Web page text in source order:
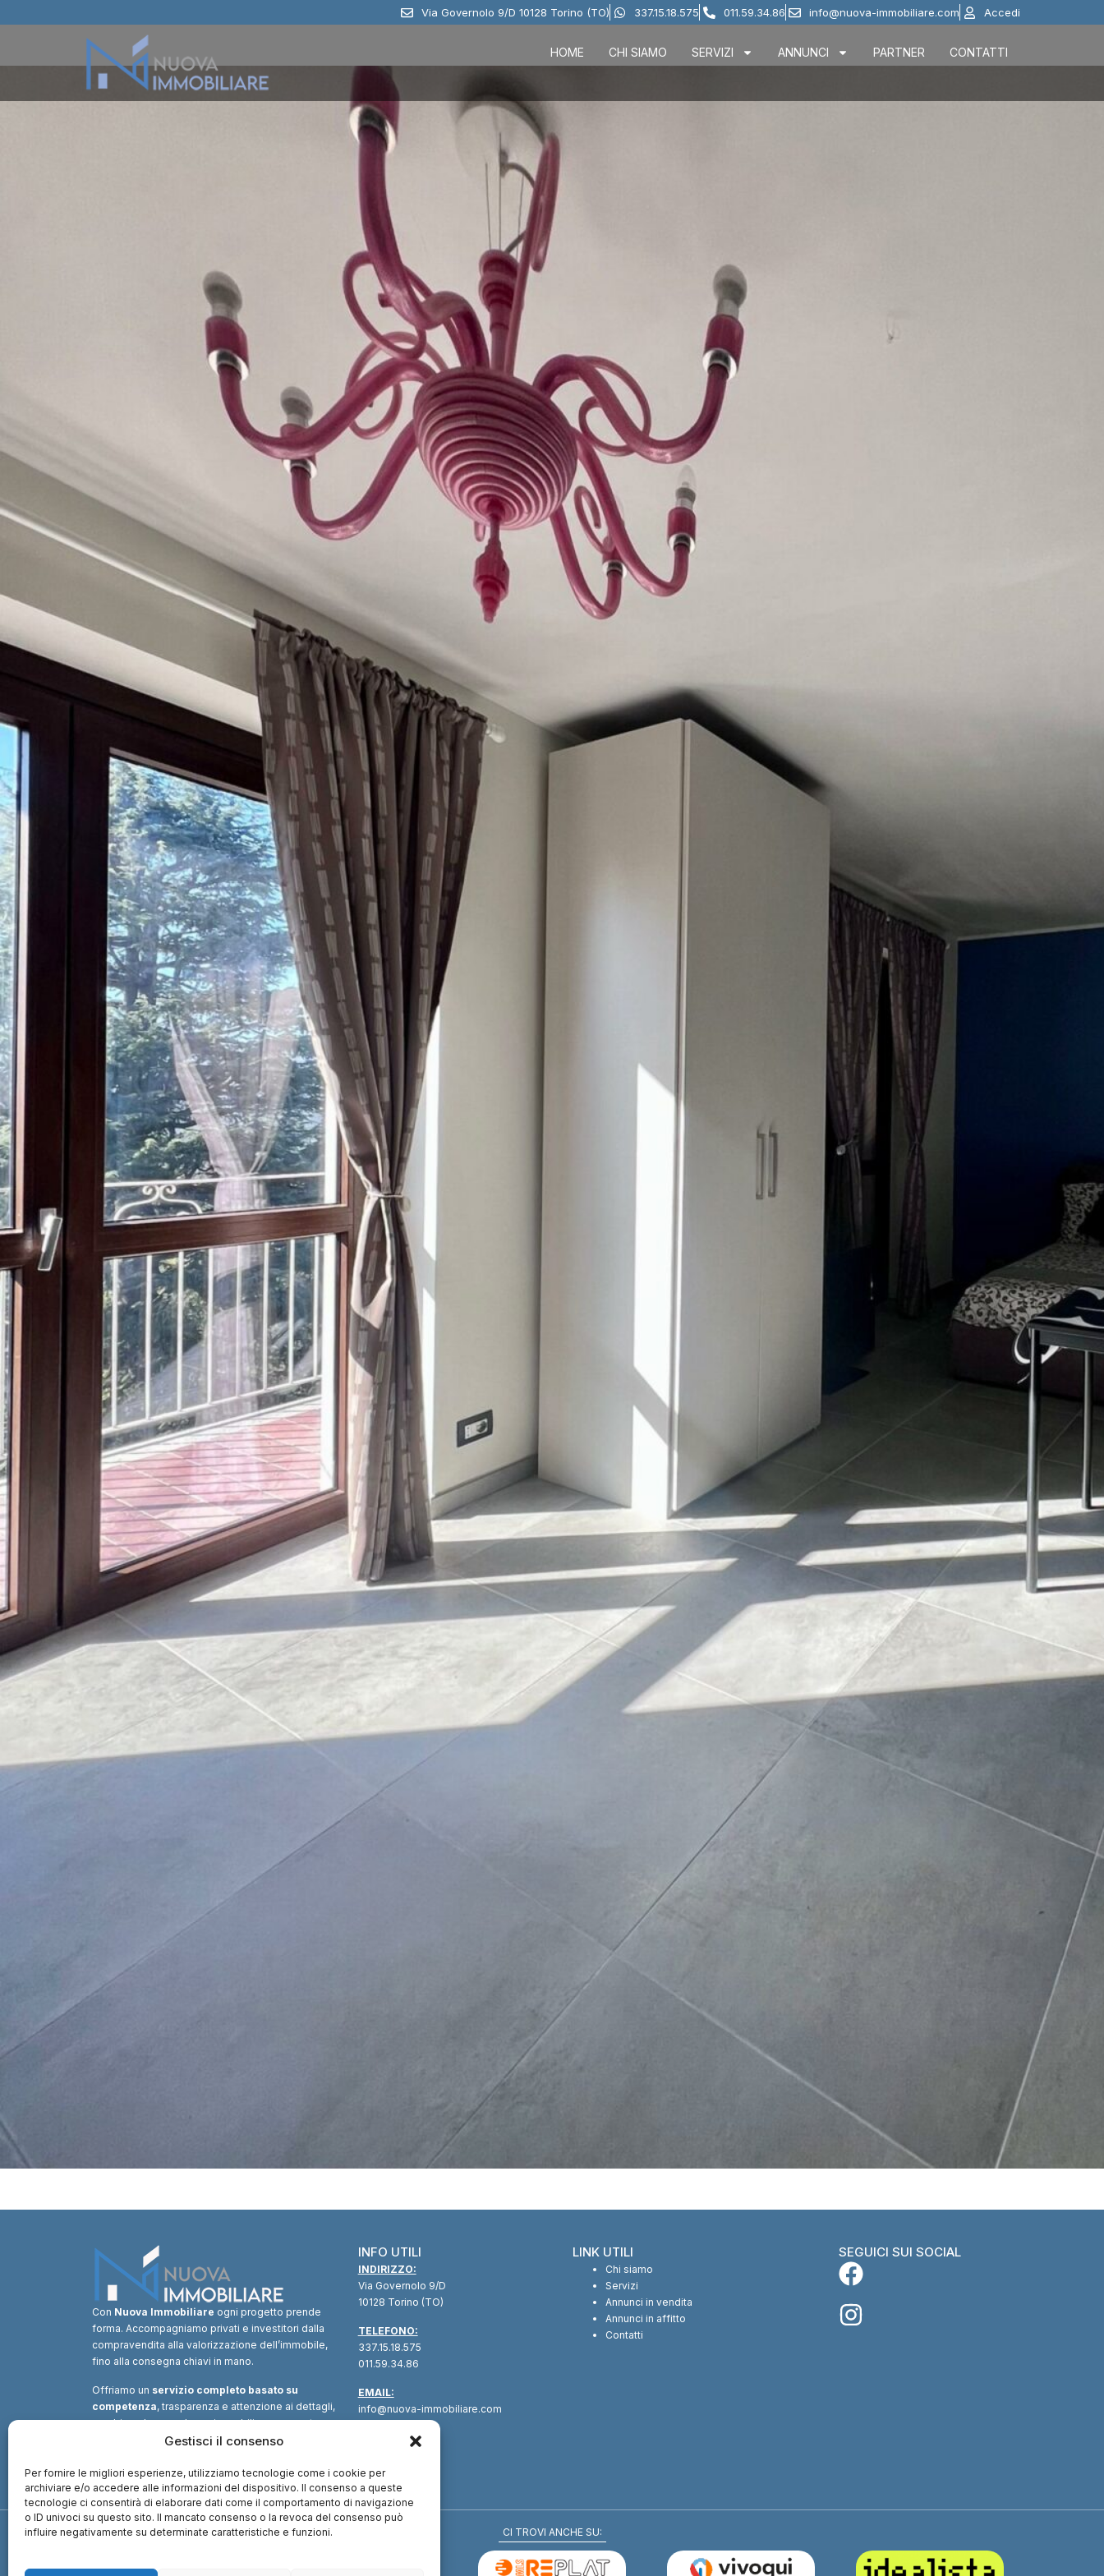
Gestisci il consenso
Per fornire le migliori esperienze, utilizziamo tecnologie come i cookie per
archiviare e/o accedere alle informazioni del dispositivo. Il consenso a queste
tecnologie ci consentirà di elaborare dati come il comportamento di navigazione
o ID univoci su questo sito. Il mancato consenso o la revoca del consenso può
influire negativamente su determinate caratteristiche e funzioni.
Via Governolo 9/D 10128 Torino (TO) 337.15.18.575 011.59.34.86 info@nuova-immobiliare.com Accedi
HOME CHI SIAMO SERVIZI ANNUNCI PARTNER CONTATTI
Con Nuova Immobiliare ogni progetto prende
forma. Accompagniamo privati e investitori dalla
compravendita alla valorizzazione dell’immobile,
fino alla consegna chiavi in mano.
Offriamo un servizio completo basato su
competenza, trasparenza e attenzione ai dettagli,
combinando consulenza immobiliare, supporto
tecnico e soluzioni finanziarie.Un unico
valore.
INFO UTILI
INDIRIZZO:
Via Governolo 9/D
10128 Torino (TO)
TELEFONO:
337.15.18.575
011.59.34.86
EMAIL:
info@nuova-immobiliare.com
LINK UTILI
Chi siamo
Servizi
Annunci in vendita
Annunci in affitto
Contatti
SEGUICI SUI SOCIAL
CI TROVI ANCHE SU: